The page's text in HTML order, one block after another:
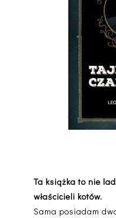
Ta książka to nie
właścicieli kotów.
Sama posiadam